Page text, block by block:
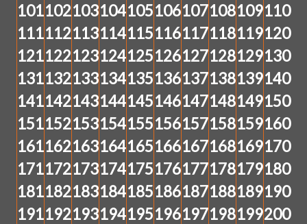
101102103104105106107108109110
111112113114115116117118119120
121122123124125126127128129130
131132133134135136137138139140
141142143144145146147148149150
151152153154155156157158159160
161162163164165166167168169170
171172173174175176177178179180
181182183184185186187188189190
191192193194195196197198199200